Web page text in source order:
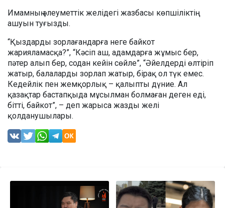
Имамның әлеуметтік желідегі жазбасы көпшіліктің
ашуын туғызды.
“Қыздарды зорлағандарға неге байкот
жарияламасқа?”, “Кәсіп аш, адамдарға жұмыс бер,
пәтер алып бер, содан кейін сөйле”, “Әйелдерді өлтіріп
жатыр, балаларды зорлап жатыр, бірақ ол түк емес.
Кедейлік пен жемқорлық – қалыпты дүние. Ал
қазақтар бастапқыда мұсылман болмаған деген еді,
бітті, байкот”, – деп жарыса жазды желі
қолданушылары.